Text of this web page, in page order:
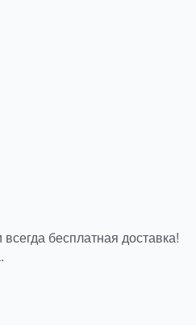
бесплатная доставка!